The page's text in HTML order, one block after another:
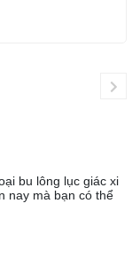
bu lông lục giác xi
nay mà bạn có thể